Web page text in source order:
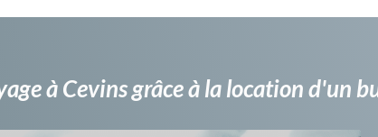
à Cevins grâce à la location d'un